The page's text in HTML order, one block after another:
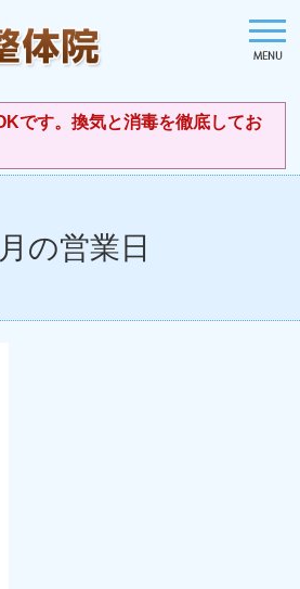
です。換気と消毒を徹底してお
の営業日